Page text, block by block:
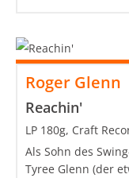
Roger Glenn
Reachin'
LP 180g, Craft
Als Sohn des
Tyree Glenn (der